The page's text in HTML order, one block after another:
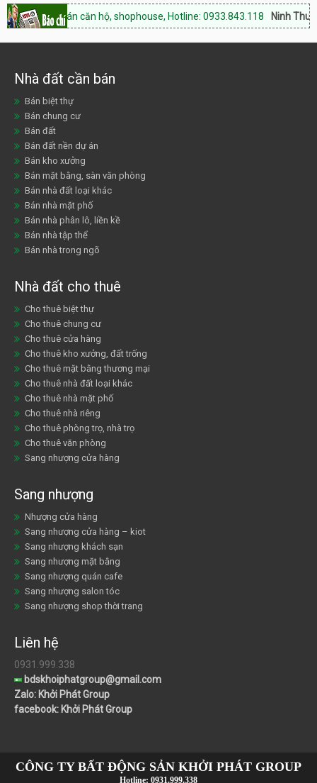
Bán căn hộ, shophouse, Hotline: 0933.843.118 Ninh Thuận Land:
Nhà đất cần bán
Bán biệt thự
Bán chung cư
Bán đất
Bán đất nền dự án
Bán kho xưởng
Bán mặt bằng, sàn văn phòng
Bán nhà đất loại khác
Bán nhà mặt phố
Bán nhà phân lô, liền kề
Bán nhà tập thể
Bán nhà trong ngõ
Nhà đất cho thuê
Cho thuê biệt thự
Cho thuê chung cư
Cho thuê cửa hàng
Cho thuê kho xưởng, đất trống
Cho thuê mặt bằng thương mại
Cho thuê nhà đất loại khác
Cho thuê nhà mặt phố
Cho thuê nhà riêng
Cho thuê phòng trọ, nhà trọ
Cho thuê văn phòng
Sang nhượng cửa hàng
Sang nhượng
Nhượng cửa hàng
Sang nhượng cửa hàng – kiot
Sang nhượng khách sạn
Sang nhượng mặt bằng
Sang nhượng quán cafe
Sang nhượng salon tóc
Sang nhượng shop thời trang
Liên hệ
0931.999.338
bdskhoiphatgroup@gmail.com
Zalo: Khởi Phát Group
facebook: Khởi Phát Group
CÔNG TY BẤT ĐỘNG SẢN KHỞI PHÁT GROUP
Hotline: 0931.999.338